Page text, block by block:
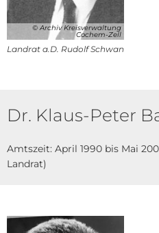
© Archiv Kreisverwaltung
Cochem-Zell
Landrat a.D. Rudolf Schwan
Dr. Klaus-Peter
Amtszeit: April 1990 bis Mai
Landrat)